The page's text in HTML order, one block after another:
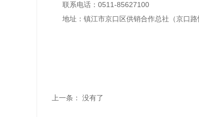
联系电话： 0511-85627100
地址： 镇江市京口区供销合作总社（京口
上一条： 没有了